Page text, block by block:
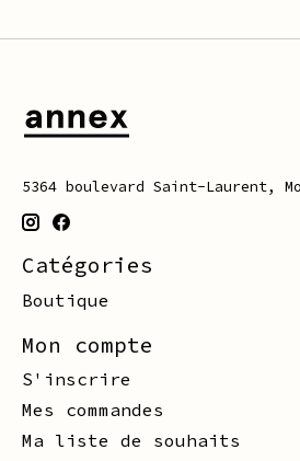
5364 boulevard Saint-Laurent,
Catégories
Boutique
Mon compte
S'inscrire
Mes commandes
Ma liste de souhaits